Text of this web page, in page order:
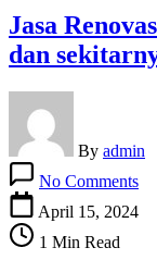
Jasa
dan
By admin
No CommentsJasa
April 15, 2024
1 Min Read